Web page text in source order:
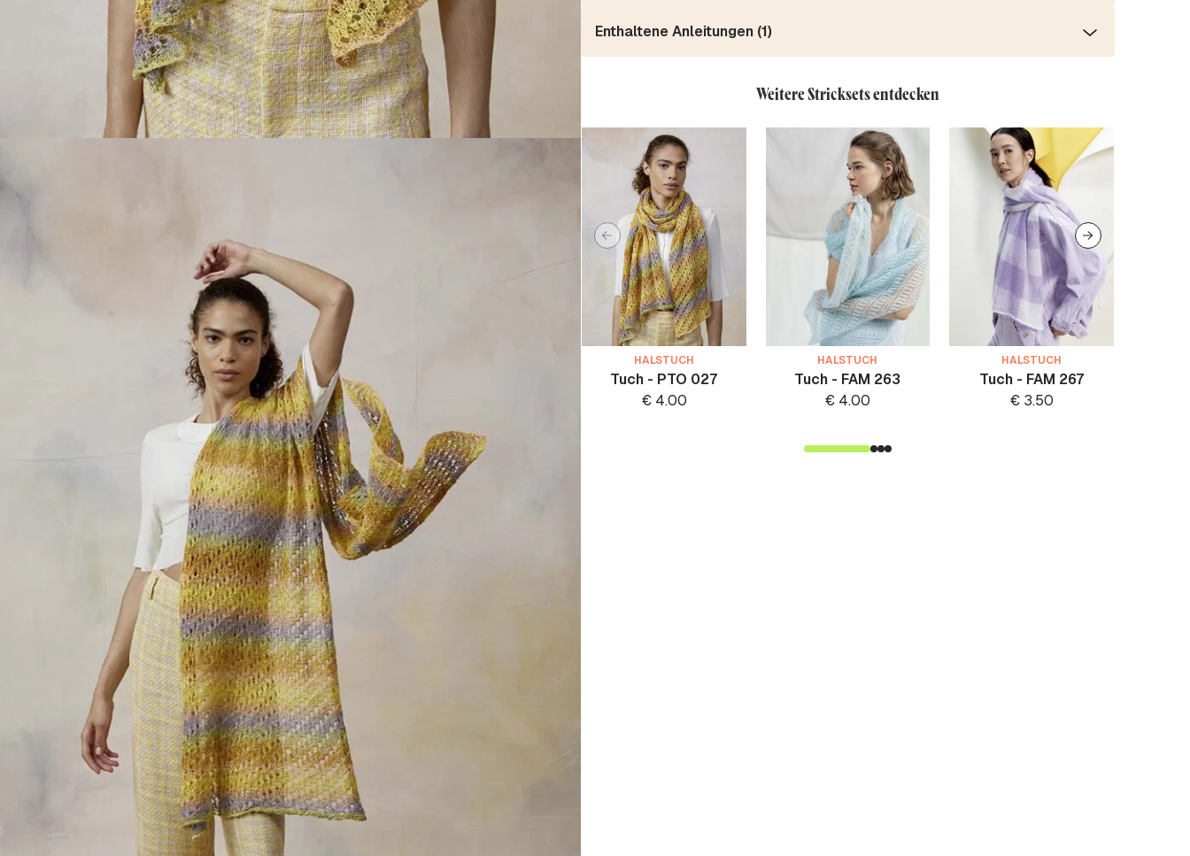
Enthaltene Anleitungen (1)
Weitere Stricksets entdecken
HALSTUCH
Tuch - PTO 027
€4.00
HALSTUCH
Tuch - FAM 263
€ 4.00
HALSTUCH
Tuch - FAM 267
€ 3.50